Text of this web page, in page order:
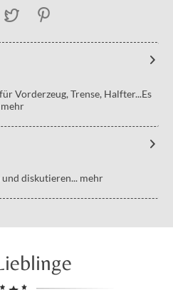
Vorderzeug, Trense, Halfter...Es
mehr
diskutieren... mehr